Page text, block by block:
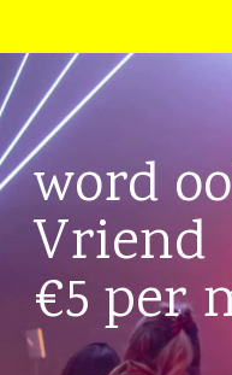
word
Vriend
€5 per